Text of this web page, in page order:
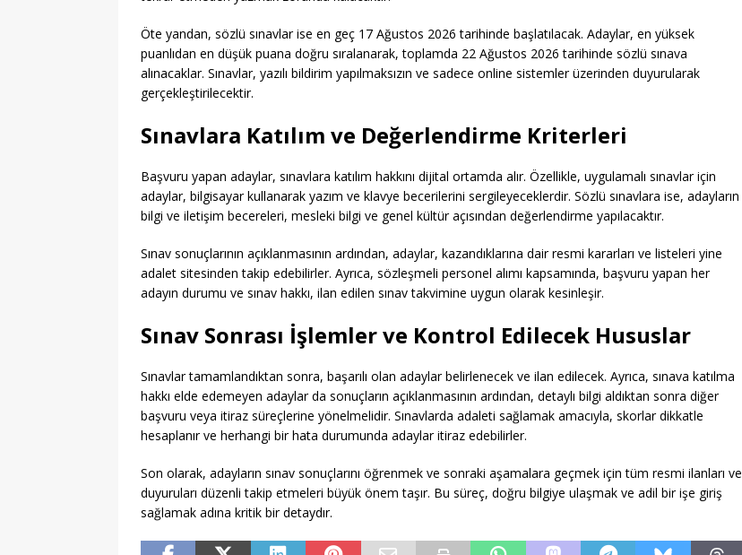
Öte yandan, sözlü sınavlar ise en geç 17 Ağustos 2026 tarihinde başlatılacak. Adaylar, en yüksek
puanlıdan en düşük puana doğru sıralanarak, toplamda 22 Ağustos 2026 tarihinde sözlü sınava
alınacaklar. Sınavlar, yazılı bildirim yapılmaksızın ve sadece online sistemler üzerinden duyurularak
gerçekleştirilecektir.
Sınavlara Katılım ve Değerlendirme Kriterleri
Başvuru yapan adaylar, sınavlara katılım hakkını dijital ortamda alır. Özellikle, uygulamalı sınavlar için
adaylar, bilgisayar kullanarak yazım ve klavye becerilerini sergileyeceklerdir. Sözlü sınavlara ise, adayların
bilgi ve iletişim becereleri, mesleki bilgi ve genel kültür açısından değerlendirme yapılacaktır.
Sınav sonuçlarının açıklanmasının ardından, adaylar, kazandıklarına dair resmi kararları ve listeleri yine
adalet sitesinden takip edebilirler. Ayrıca, sözleşmeli personel alımı kapsamında, başvuru yapan her
adayın durumu ve sınav hakkı, ilan edilen sınav takvimine uygun olarak kesinleşir.
Sınav Sonrası İşlemler ve Kontrol Edilecek Hususlar
Sınavlar tamamlandıktan sonra, başarılı olan adaylar belirlenecek ve ilan edilecek. Ayrıca, sınava katılma
hakkı elde edemeyen adaylar da sonuçların açıklanmasının ardından, detaylı bilgi aldıktan sonra diğer
başvuru veya itiraz süreçlerine yönelmelidir. Sınavlarda adaleti sağlamak amacıyla, skorlar dikkatle
hesaplanır ve herhangi bir hata durumunda adaylar itiraz edebilirler.
Son olarak, adayların sınav sonuçlarını öğrenmek ve sonraki aşamalara geçmek için tüm resmi ilanları ve
duyuruları düzenli takip etmeleri büyük önem taşır. Bu süreç, doğru bilgiye ulaşmak ve adil bir işe giriş
sağlamak adına kritik bir detaydır.